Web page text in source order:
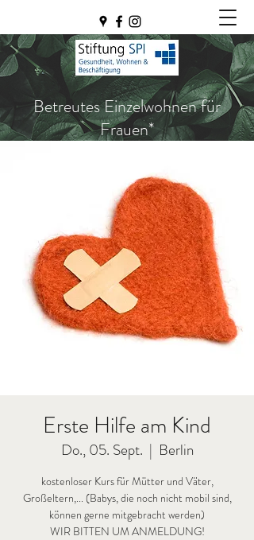
Betreutes Einzelwohnen für
Frauen*
Erste Hilfe am Kind
Do., 05. Sept.
  |
Berlin
kostenloser Kurs für Mütter und Väter,
Großeltern,... (Babys, die noch nicht mobil sind,
können gerne mitgebracht werden)
WIR BITTEN UM ANMELDUNG!